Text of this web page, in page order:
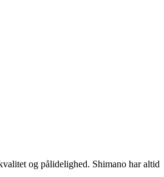
og pålidelighed. Shimano har altid